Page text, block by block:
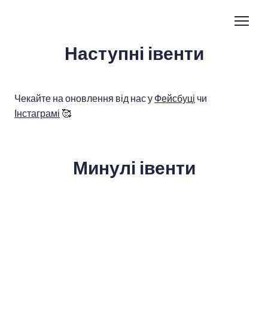
Наступні івенти
Чекайте на оновлення від нас у Фейсбуці чи
Інстаграмі 🥰
Минулі івенти